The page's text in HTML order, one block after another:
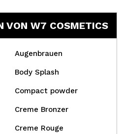
VON W7 COSMETICS
Augenbrauen
Body Splash
Compact powder
Creme Bronzer
Creme Rouge